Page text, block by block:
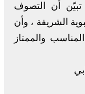
أن التصوف
الشريفة ، وأن
والممتاز